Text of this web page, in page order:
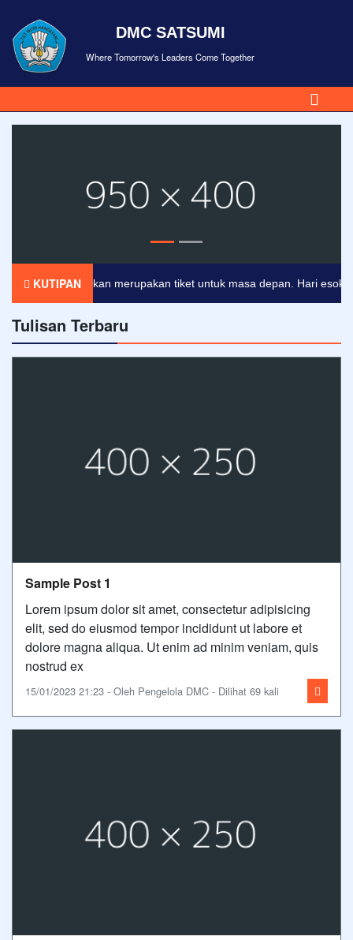
DMC SATSUMI
Where Tomorrow's Leaders Come Together
KUTIPAN
Pendidikan merupakan tiket untuk masa depan. Hari esok
Tulisan Terbaru
Sample Post 1
Lorem ipsum dolor sit amet, consectetur adipisicing
elit, sed do eiusmod tempor incididunt ut labore et
dolore magna aliqua. Ut enim ad minim veniam, quis
nostrud ex
15/01/2023 21:23 - Oleh Pengelola DMC - Dilihat 69 kali